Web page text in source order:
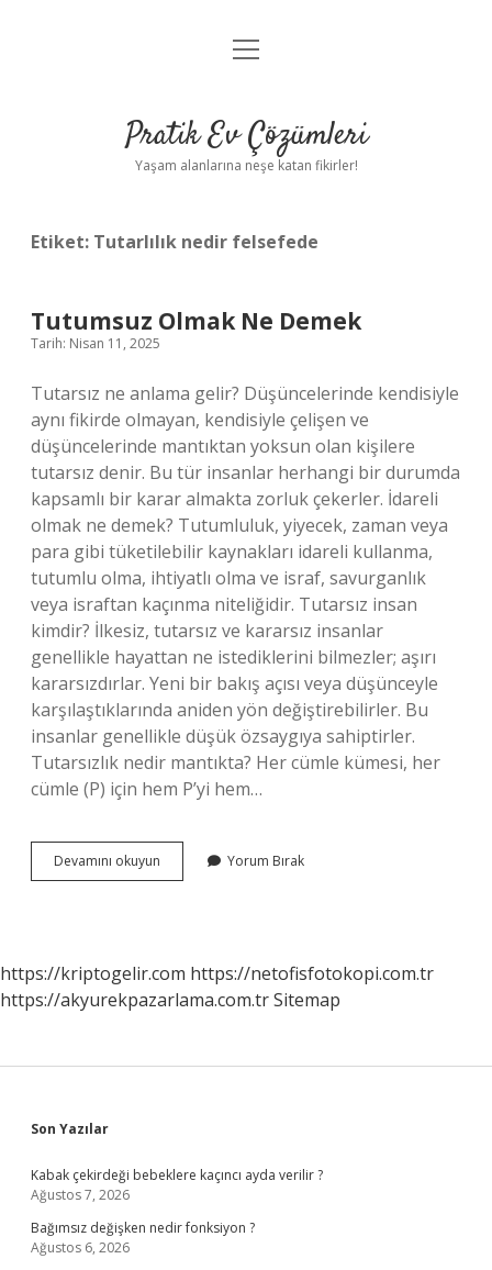
Anasayfa
Yasal Uyarı
menüyü
Pratik Ev Çözümleri
Yaşam alanlarına neşe katan fikirler!
Etiket: Tutarlılık nedir felsefede
Tutumsuz Olmak Ne Demek
Tarih: Nisan 11, 2025
Tutarsız ne anlama gelir? Düşüncelerinde kendisiyle
aynı fikirde olmayan, kendisiyle çelişen ve
düşüncelerinde mantıktan yoksun olan kişilere
tutarsız denir. Bu tür insanlar herhangi bir durumda
kapsamlı bir karar almakta zorluk çekerler. İdareli
olmak ne demek? Tutumluluk, yiyecek, zaman veya
para gibi tüketilebilir kaynakları idareli kullanma,
tutumlu olma, ihtiyatlı olma ve israf, savurganlık
veya israftan kaçınma niteliğidir. Tutarsız insan
kimdir? İlkesiz, tutarsız ve kararsız insanlar
genellikle hayattan ne istediklerini bilmezler; aşırı
kararsızdırlar. Yeni bir bakış açısı veya düşünceyle
karşılaştıklarında aniden yön değiştirebilirler. Bu
insanlar genellikle düşük özsaygıya sahiptirler.
Tutarsızlık nedir mantıkta? Her cümle kümesi, her
cümle (P) için hem P’yi hem…
Devamını okuyun Tutumsuz
Olmak
Yorum Bırak
https://kriptogelir.com https://netofisfotokopi.com.tr
https://akyurekpazarlama.com.trSitemap
Sidebar
Son Yazılar
Kabak çekirdeği bebeklere kaçıncı ayda verilir ?
Ağustos 7, 2026
Bağımsız değişken nedir fonksiyon ?
Ağustos 6, 2026